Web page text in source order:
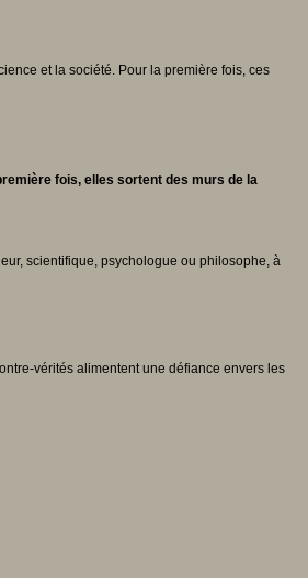
et la société. Pour la première fois, ces
fois, elles sortent des murs de la
scientifique, psychologue ou philosophe, à
vérités alimentent une défiance envers les